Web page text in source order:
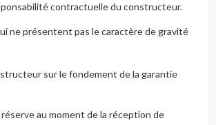
contractuelle du constructeur.
ne présentent pas le caractère de gravité
sur le fondement de la garantie
réserve au moment de la réception de